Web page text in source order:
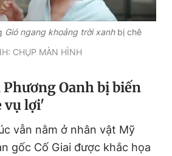
Gió ngang khoảng trời xanhbị chê
CHỤP MÀN HÌNH
Oanh bị biến
vụ lợi'
vẫn nằm ở nhân vật Mỹ
gốc Cố Giai được khắc họa